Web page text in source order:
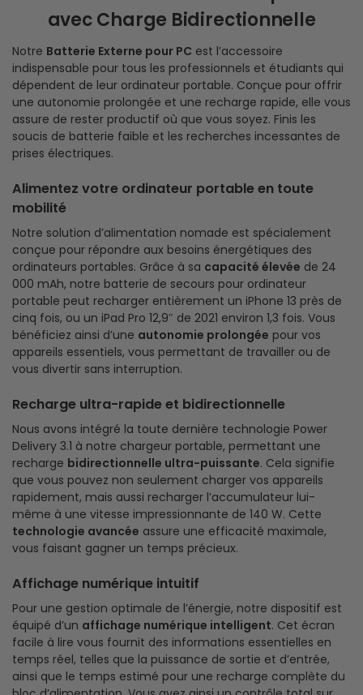
avec Charge Bidirectionnelle
Notre Batterie Externe pour PC est l’accessoire
indispensable pour tous les professionnels et étudiants qui
dépendent de leur ordinateur portable. Conçue pour offrir
une autonomie prolongée et une recharge rapide, elle vous
assure de rester productif où que vous soyez. Finis les
soucis de batterie faible et les recherches incessantes de
prises électriques.
Alimentez votre ordinateur portable en toute
mobilité
Notre solution d’alimentation nomade est spécialement
conçue pour répondre aux besoins énergétiques des
ordinateurs portables. Grâce à sa capacité élevée de 24
000 mAh, notre batterie de secours pour ordinateur
portable peut recharger entièrement un iPhone 13 près de
cinq fois, ou un iPad Pro 12,9″ de 2021 environ 1,3 fois. Vous
bénéficiez ainsi d’une autonomie prolongée pour vos
appareils essentiels, vous permettant de travailler ou de
vous divertir sans interruption.
Recharge ultra-rapide et bidirectionnelle
Nous avons intégré la toute dernière technologie Power
Delivery 3.1 à notre chargeur portable, permettant une
recharge bidirectionnelle ultra-puissante. Cela signifie
que vous pouvez non seulement charger vos appareils
rapidement, mais aussi recharger l’accumulateur lui-
même à une vitesse impressionnante de 140 W. Cette
technologie avancée assure une efficacité maximale,
vous faisant gagner un temps précieux.
Affichage numérique intuitif
Pour une gestion optimale de l’énergie, notre dispositif est
équipé d’un affichage numérique intelligent. Cet écran
facile à lire vous fournit des informations essentielles en
temps réel, telles que la puissance de sortie et d’entrée,
ainsi que le temps estimé pour une recharge complète du